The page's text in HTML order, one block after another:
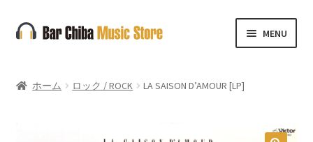
ナ
ビ
ー
コ
ン
ン
MENU
ホーム ロック / ROCK LA SAISON D’AMOUR [LP]